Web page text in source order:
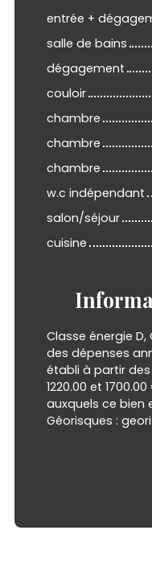
entrée +
salle de bains
dégagement
couloir
chambre
chambre
chambre
w.c indépendant
salon/séjour
cuisine
Classe énergie
des dépenses
établi à partir des
1220.00 et
auxquels ce bien
Géorisques :